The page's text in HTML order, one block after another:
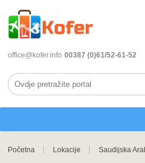
office@kofer.info 00387 (0)61/52-61-52
Početna Lokacije Saudijska